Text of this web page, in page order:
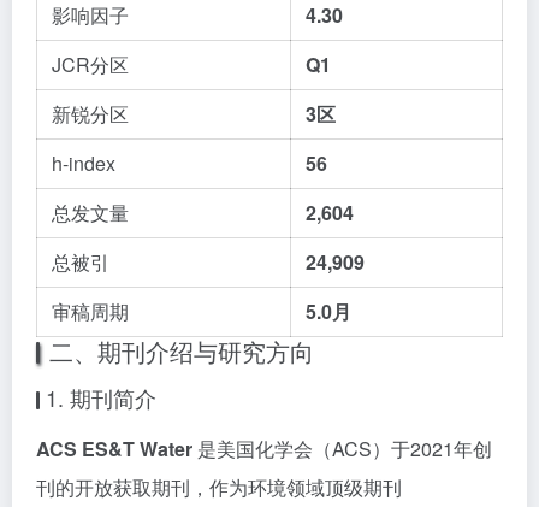
影响因子
4.30
JCR分区
Q1
新锐分区
3区
h-index
56
总发文量
2,604
总被引
24,909
审稿周期
5.0月
二、期刊介绍与研究方向
1. 期刊简介
ACS ES&T Water 是美国化学会（ACS）于2021年创
刊的开放获取期刊，作为环境领域顶级期刊